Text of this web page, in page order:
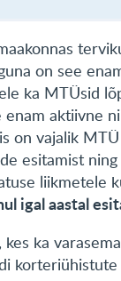
on see
ka MTÜsid
aktiivne
on vajalik
esitamist
liikmetele
igal aastal
ka